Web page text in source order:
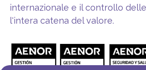
internazionale e il controllo
l'intera catena del valore.